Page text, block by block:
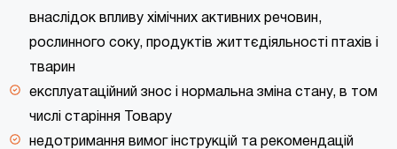
внаслідок впливу хімічних активних речовин,
рослинного соку, продуктів життєдіяльності птахів і
тварин
експлуатаційний знос і нормальна зміна стану, в том
числі старіння Товару
недотримання вимог інструкцій та рекомендацій